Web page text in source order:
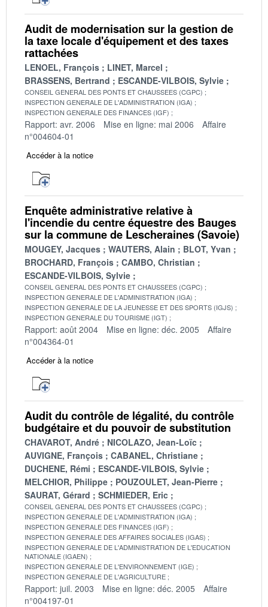
Audit de modernisation sur la gestion de
la taxe locale d'équipement et des taxes
rattachées
LENOEL, François
LINET, Marcel
BRASSENS, Bertrand
ESCANDE-VILBOIS, Sylvie
CONSEIL GENERAL DES PONTS ET CHAUSSEES (CGPC)
INSPECTION GENERALE DE L'ADMINISTRATION (IGA)
INSPECTION GENERALE DES FINANCES (IGF)
Rapport: avr. 2006 Mise en ligne: mai 2006
Affaire
n°004604-01
Accéder à la notice
Enquête administrative relative à
l'incendie du centre équestre des Bauges
sur la commune de Lescheraines (Savoie)
MOUGEY, Jacques WAUTERS, Alain
BLOT, Yvan
BROCHARD, François
CAMBO, Christian
ESCANDE-VILBOIS, Sylvie
CONSEIL GENERAL DES PONTS ET CHAUSSEES (CGPC)
INSPECTION GENERALE DE L'ADMINISTRATION (IGA)
INSPECTION GENERALE DE LA JEUNESSE ET DES SPORTS (IGJS)
INSPECTION GENERALE DU TOURISME (IGT)
Rapport: août 2004 Mise en ligne: déc. 2005
Affaire
n°004364-01
Accéder à la notice
Audit du contrôle de légalité, du contrôle
budgétaire et du pouvoir de substitution
CHAVAROT, André
NICOLAZO, Jean-Loïc
AUVIGNE, François
CABANEL, Christiane
DUCHENE, Rémi
ESCANDE-VILBOIS, Sylvie
MELCHIOR, Philippe
POUZOULET, Jean-Pierre
SAURAT, Gérard
SCHMIEDER, Eric
CONSEIL GENERAL DES PONTS ET CHAUSSEES (CGPC)
INSPECTION GENERALE DE L'ADMINISTRATION (IGA)
INSPECTION GENERALE DES FINANCES (IGF)
INSPECTION GENERALE DES AFFAIRES SOCIALES (IGAS)
INSPECTION GENERALE DE L'ADMINISTRATION DE L'EDUCATION
NATIONALE (IGAEN)
INSPECTION GENERALE DE L'ENVIRONNEMENT (IGE)
INSPECTION GENERALE DE L'AGRICULTURE
Rapport: juil. 2003 Mise en ligne: déc. 2005
Affaire
n°004197-01